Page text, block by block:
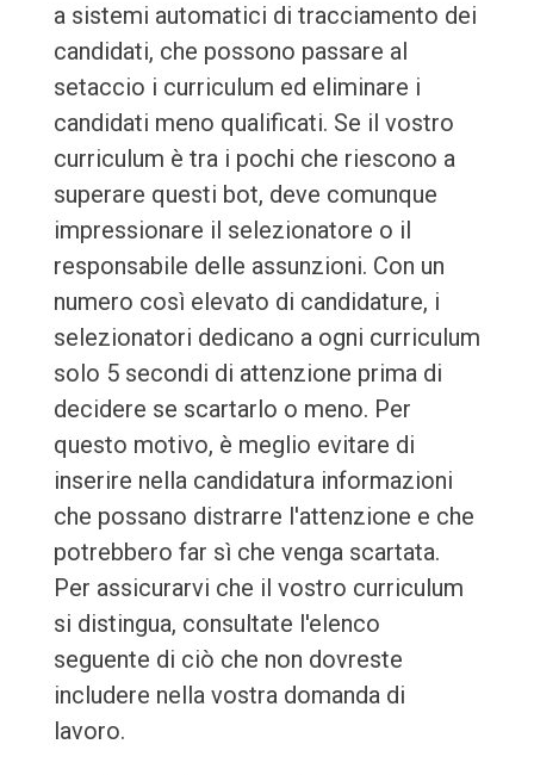
a sistemi automatici di tracciamento dei
candidati, che possono passare al
setaccio i curriculum ed eliminare i
candidati meno qualificati. Se il vostro
curriculum è tra i pochi che riescono a
superare questi bot, deve comunque
impressionare il selezionatore o il
responsabile delle assunzioni. Con un
numero così elevato di candidature, i
selezionatori dedicano a ogni curriculum
solo 5 secondi di attenzione prima di
decidere se scartarlo o meno. Per
questo motivo, è meglio evitare di
inserire nella candidatura informazioni
che possano distrarre l'attenzione e che
potrebbero far sì che venga scartata.
Per assicurarvi che il vostro curriculum
si distingua, consultate l'elenco
seguente di ciò che non dovreste
includere nella vostra domanda di
lavoro.